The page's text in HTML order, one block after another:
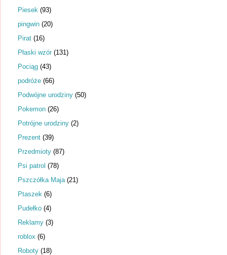
Piesek (93)
pingwin (20)
Pirat (16)
Płaski wzór (131)
Pociąg (43)
podróże (66)
Podwójne urodziny (50)
Pokemon (26)
Potrójne urodziny (2)
Prezent (39)
Przedmioty (87)
Psi patrol (78)
Pszczółka Maja (21)
Ptaszek (6)
Pudełko (4)
Reklamy (3)
roblox (6)
Roboty (18)